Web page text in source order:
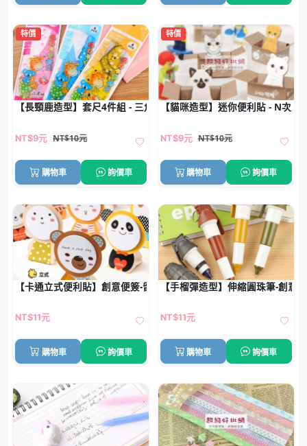
特價
【長頸鹿造型】套尺4件組 - 三角量角直尺文具
NT$9元 NT$10元
購物車 詢價車
特價
【貓咪造型】迷你便利貼 - N次貼
NT$9元 NT$10元
購物車 詢價車
【卡通立式便利貼】創意便簽-留言記事N次貼
NT$11元
購物車 詢價車
【手榴彈造型】伸縮圓珠筆-創意
NT$11元
購物車 詢價車